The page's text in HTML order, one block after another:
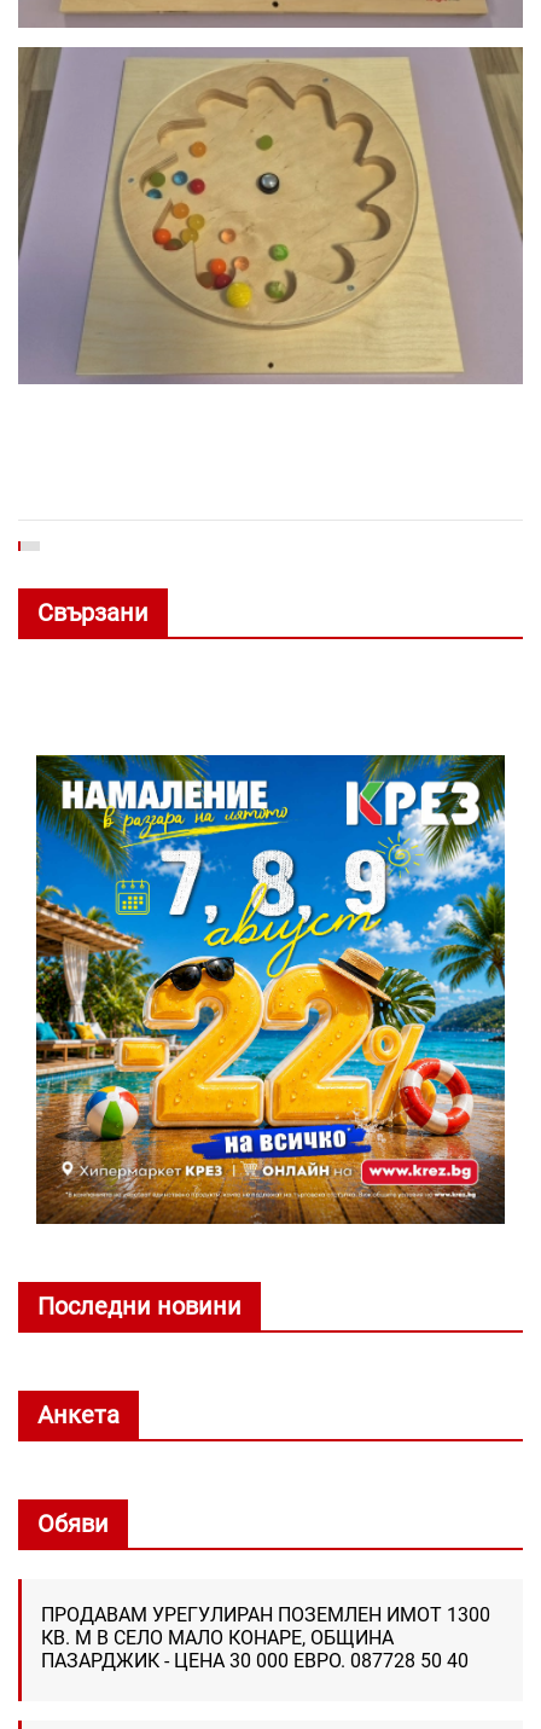
Свързани
Последни новини
Анкета
Обяви
ПРОДАВАМ УРЕГУЛИРАН ПОЗЕМЛЕН ИМОТ 1300
КВ. М В СЕЛО МАЛО КОНАРЕ, ОБЩИНА
ПАЗАРДЖИК - ЦЕНА 30 000 ЕВРО. 087728 50 40